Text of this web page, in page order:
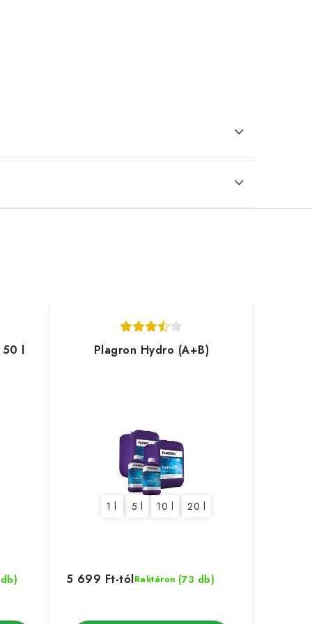
50 l Plagron Hydro (A+B)
1 l 5 l 10 l 20 l
Raktáron (73 db)
5 699 Ft-tól